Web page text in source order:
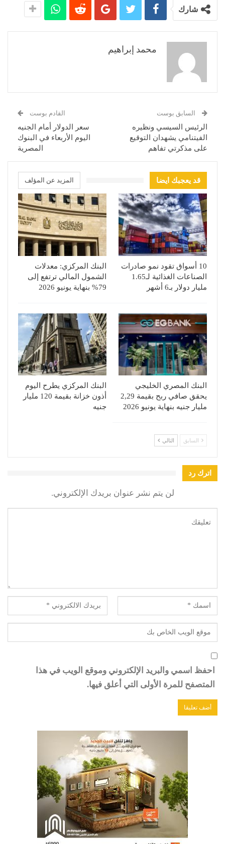
شارك
محمد إبراهيم
السابق بوست
الرئيس السيسي ونظيره
الفيتنامي يشهدان التوقيع
على مذكرتي تفاهم
القادم بوست
سعر الدولار أمام الجنيه
اليوم الأربعاء في البنوك
المصرية
قد يعجبك ايضا المزيد عن المؤلف
10 أسواق تقود نمو صادرات
الصناعات الغذائية لـ1.65
مليار دولار بـ6 أشهر
البنك المركزي: معدلات
الشمول المالي ترتفع إلى
79% بنهاية يونيو 2026
البنك المصري الخليجي
يحقق صافي ربح بقيمة 2,29
مليار جنيه بنهاية يونيو 2026
البنك المركزي يطرح اليوم
أذون خزانة بقيمة 120 مليار
جنيه
السابق التالي
اترك رد
لن يتم نشر عنوان بريدك الإلكتروني.
احفظ اسمي والبريد الإلكتروني وموقع الويب في هذا
المتصفح للمرة الأولى التي أعلق فيها.